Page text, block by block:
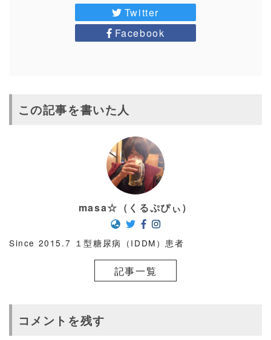
Twitter
Facebook
この記事を書いた人
masa☆（くるぷぴぃ）
Since 2015.7 １型糖尿病（IDDM）患者
記事一覧
コメントを残す